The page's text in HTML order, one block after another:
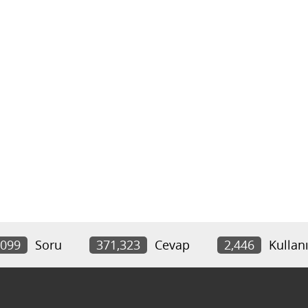
Soru 371,323 Cevap 2,446